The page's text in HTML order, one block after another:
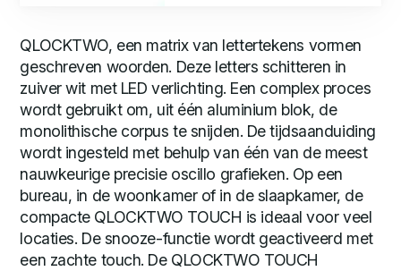
QLOCKTWO, een matrix van lettertekens vormen
geschreven woorden. Deze letters schitteren in
zuiver wit met LED verlichting. Een complex proces
wordt gebruikt om, uit één aluminium blok, de
monolithische corpus te snijden. De tijdsaanduiding
wordt ingesteld met behulp van één van de meest
nauwkeurige precisie oscillo grafieken. Op een
bureau, in de woonkamer of in de slaapkamer, de
compacte QLOCKTWO TOUCH is ideaal voor veel
locaties. De snooze-functie wordt geactiveerd met
een zachte touch. De QLOCKTWO TOUCH